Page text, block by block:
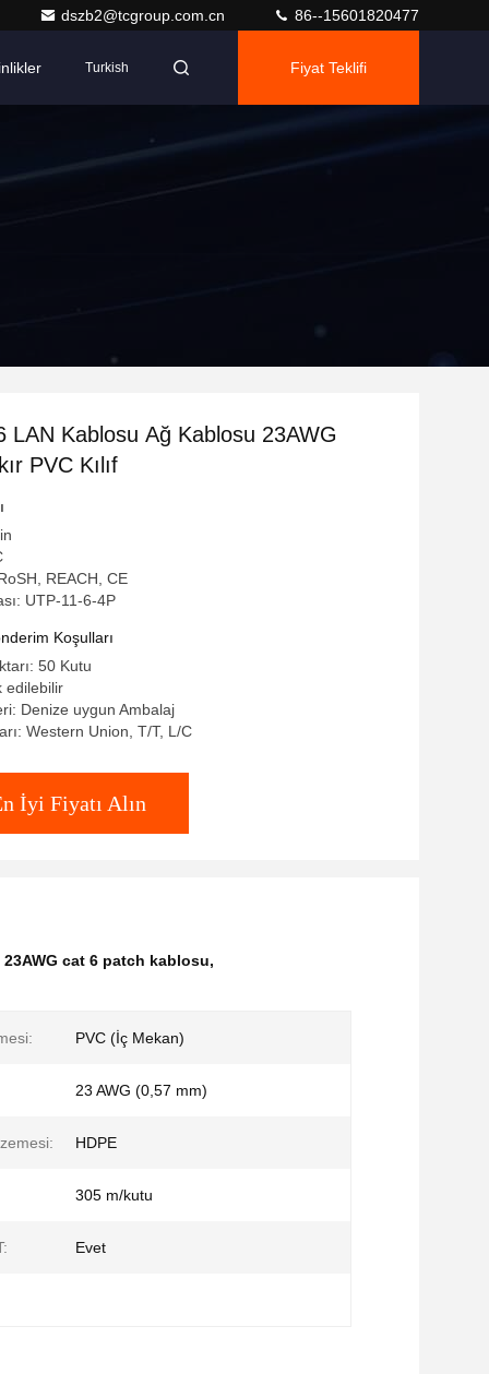
dszb2@tcgroup.com.cn 86--15601820477
Turkish Fiyat Teklifi
LAN Kablosu Ağ Kablosu 23AWG
PVC Kılıf
REACH, CE
UTP-11-6-4P
Koşulları
50 Kutu
edilebilir
Denize uygun Ambalaj
Western Union, T/T, L/C
İyi Fiyatı Alın
23AWG cat 6 patch kablosu,
PVC (İç Mekan)
23 AWG (0,57 mm)
HDPE
305 m/kutu
Evet